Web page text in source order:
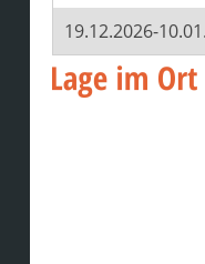
19.12.2026-